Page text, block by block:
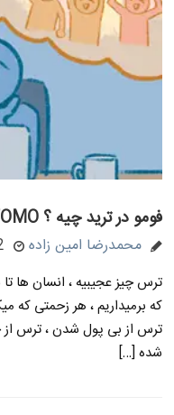
فومو در ترید چیه ؟ FOMO در بازار فارکس و کریپتو
محمدرضا امین زاده
ترس چیز عجیبیه ، انسان ها
که برمیداریم ، هر زحمتی
ترس از بی پول شدن ، ترس
شده […]